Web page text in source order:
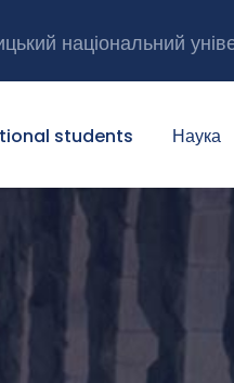
національний
students Наука